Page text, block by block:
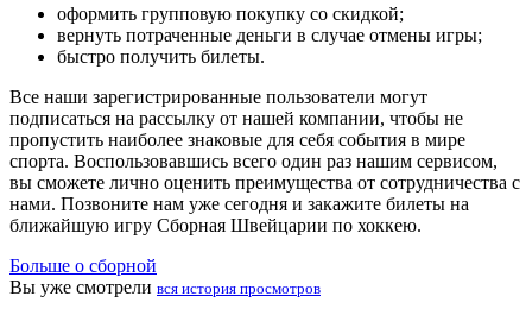
оформить групповую покупку со скидкой;
вернуть потраченные деньги в случае отмены игры;
быстро получить билеты.
Все наши зарегистрированные пользователи могут
подписаться на рассылку от нашей компании, чтобы не
пропустить наиболее знаковые для себя события в мире
спорта. Воспользовавшись всего один раз нашим сервисом,
вы сможете лично оценить преимущества от сотрудничества с
нами. Позвоните нам уже сегодня и закажите билеты на
ближайшую игру Сборная Швейцарии по хоккею.
Больше о сборной
Вы уже смотрели вся история просмотров